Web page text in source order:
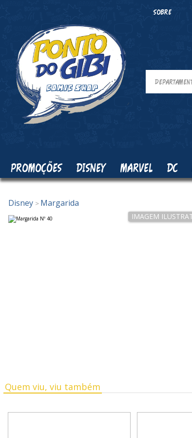
SOBRE
PROMOÇÕES DISNEY MARVEL DC
Disney > Margarida
Quem viu, viu também